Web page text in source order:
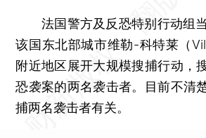
法国警方及反恐特别行动组
该国东北部城市维勒-科特莱（
附近地区展开大规模搜捕行动，
恐袭案的两名袭击者。目前不清
捕两名袭击者有关。